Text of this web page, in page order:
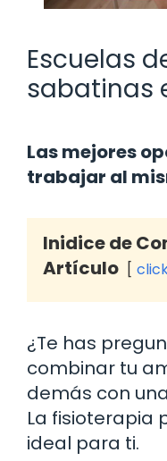
Escuelas
sabatinas
Las mejores
trabajar al
Inidice de
Artículo
¿Te has
combinar tu
demás con
La fisioterapia
ideal para ti.